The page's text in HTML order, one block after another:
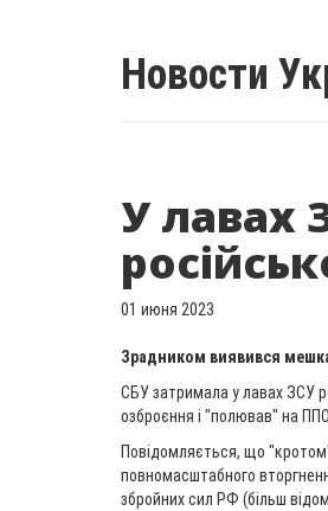
Новости
У лавах
01 июня 2023
Зрадником виявився
СБУ затримала у лавах ЗСУ
озброєння і "полював" на
Повідомляється, що
повномасштабного
збройних сил РФ (більш